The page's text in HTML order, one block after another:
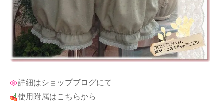
詳細はショップブログにて
使用附属はこちらから